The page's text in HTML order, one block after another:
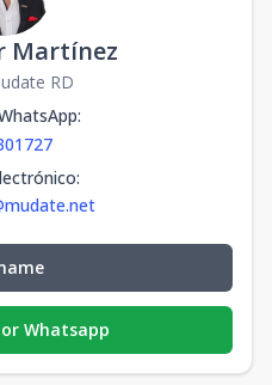
Martínez
RD
:
:
Whatsapp